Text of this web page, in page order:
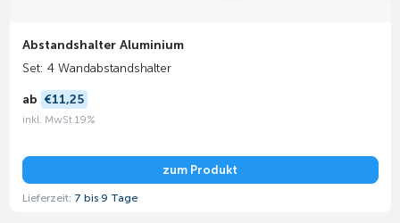
Abstandshalter Aluminium
Set: 4 Wandabstandshalter
ab €11,25
inkl. MwSt 19%
zum Produkt
Lieferzeit: 7 bis 9 Tage